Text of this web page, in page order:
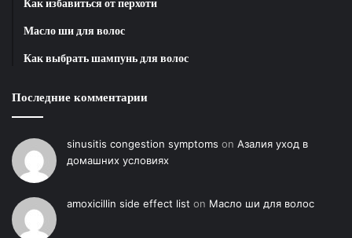
фон
Снижение
Рекомендация по внедрению в
повседневность
Начинать стоит с малых шагов: достаточно пяти
минут в день, чтобы приучить систему к новому
мгновенной тишины в голове, а просто возвращать
фокус к объекту наблюдения каждый раз, когда
Как избавиться от перхоти
Масло ши для волос
Как выбрать шампунь для волос
Последние комментарии
sinusitis congestion symptoms on Азалия уход в
домашних условиях
amoxicillin side effect list on Масло ши для волос